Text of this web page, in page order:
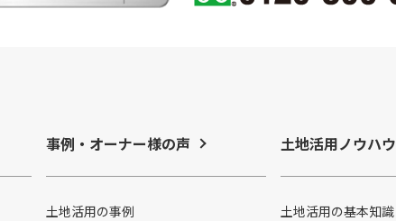
事例・オーナー様の声
土地活用の事例
土地活用ノウハウ
土地活用の基本知識